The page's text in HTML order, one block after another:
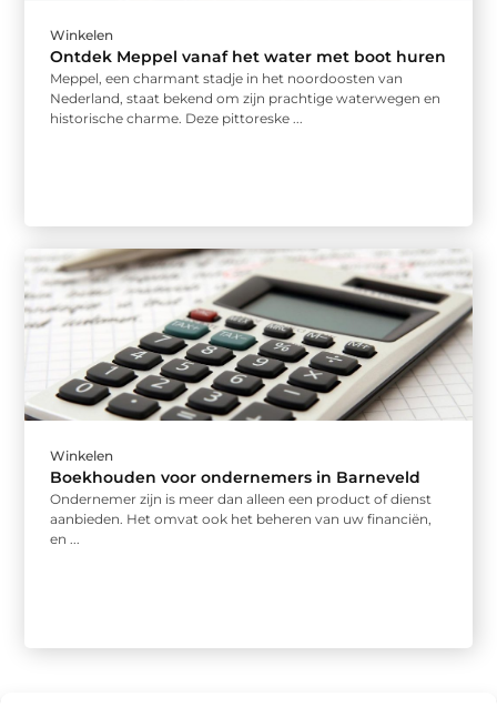
Winkelen
Ontdek Meppel vanaf het water met boot huren
Meppel, een charmant stadje in het noordoosten van
Nederland, staat bekend om zijn prachtige waterwegen en
historische charme. Deze pittoreske ...
Winkelen
Boekhouden voor ondernemers in Barneveld
Ondernemer zijn is meer dan alleen een product of dienst
aanbieden. Het omvat ook het beheren van uw financiën,
en ...